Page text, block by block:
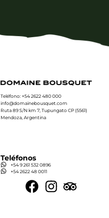
Teléfono: +54 2622 480 000
info@domainebousquet.com
Ruta 89 S/N km 7, Tupungato CP (5561)
Mendoza, Argentina
Teléfonos
+54 9 261 532 0896
+54 2622 48 0011